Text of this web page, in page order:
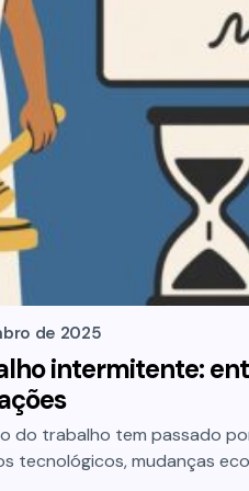
de 2025
intermitente:
do trabalho tem passado
tecnológicos, mudanças